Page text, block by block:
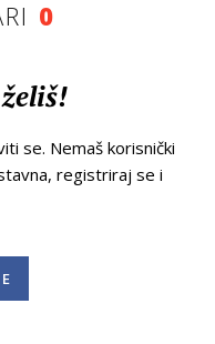
0
se. Nemaš korisnički
registriraj se i